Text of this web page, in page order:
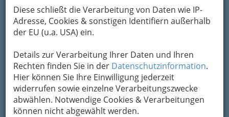
Diese schließt die Verarbeitung von Daten wie IP-
Adresse, Cookies & sonstigen Identifiern außerhalb
der EU (u.a. USA) ein.
Details zur Verarbeitung Ihrer Daten und Ihren
Rechten finden Sie in der Datenschutzinformation.
Hier können Sie Ihre Einwilligung jederzeit
widerrufen sowie einzelne Verarbeitungszwecke
abwählen. Notwendige Cookies & Verarbeitungen
können nicht abgewählt werden.
Langeggerberg führt.
Im Rebenland finden die Weintrauben
Bedingungen
zum Wachsen und Reifen.
zahlreichen Qualtitätsweine, die aus ihnen gekeltert werden,
werden in zahlreichen Buschenschänken und Weingütern zur
Verkostung und Verkauf angeboten.
Bezirksauswahl